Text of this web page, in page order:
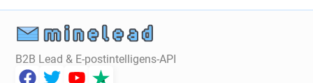
B2B Lead & E-postintelligens-API